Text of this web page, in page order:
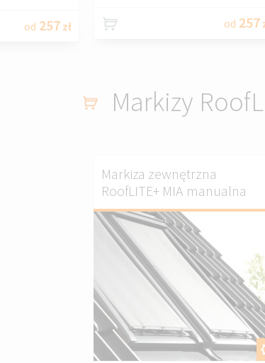
od 257zł od 257
Markizy
DOSTOSUJ.
Markiza zewnętrzna
RoofLITE+ MIA manualna